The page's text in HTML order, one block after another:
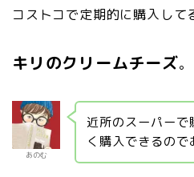
コストコで定期的に購入して
キリのクリームチーズ。
あのむ
近所のスーパー
く購入できるので